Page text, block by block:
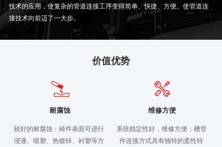
技术的应用，使复杂的管道连接工序变得简单、快捷、方便。使管道连
接技术向前迈了一大步。
价值优势
耐腐蚀
较好的耐腐蚀：铸件表面可进行
浸漆、喷塑、热镀锌、衬塑等方
维修方便
系统稳定性好，维修方便：槽管
件连接方式具有独特的柔性特